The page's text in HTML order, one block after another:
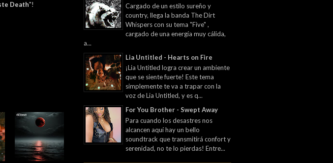
Death"!
Cargado de un estilo sureño y
country, llega la banda The Dirt
Whispers con su tema "Five" ,
cargado de una energía muy cálida,
a...
Lia Untitled - Hearts on Fire
¡Lia Untitled logra crear un ambiente
que se siente fuerte! Este tema
simplemente te va a trapar con la
voz de Lia Untitled, y es q...
For You Brother - Swept Away
Para cuando los desastres nos
alcancen aquí hay un bello
soundtrack que transmitirá confort y
serenidad, no te lo pierdas! Entre...